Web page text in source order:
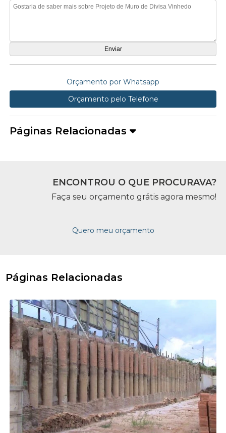
Orçamento por Whatsapp
Orçamento pelo Telefone
Páginas Relacionadas
ENCONTROU O QUE PROCURAVA?
Faça seu orçamento grátis agora mesmo!
Quero meu orçamento
Páginas Relacionadas